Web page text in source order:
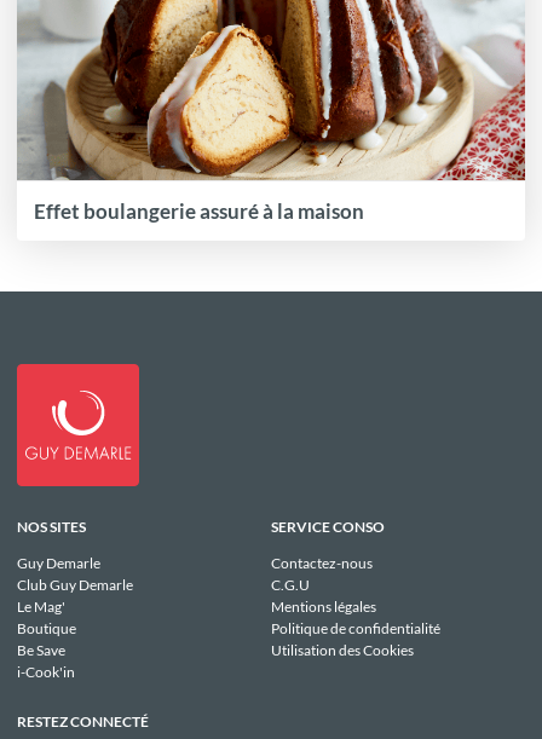
Effet boulangerie assuré à la maison
NOS SITES
Guy Demarle
Club Guy Demarle
Le Mag'
Boutique
Be Save
i-Cook'in
SERVICE CONSO
Contactez-nous
C.G.U
Mentions légales
Politique de confidentialité
Utilisation des Cookies
RESTEZ CONNECTÉ